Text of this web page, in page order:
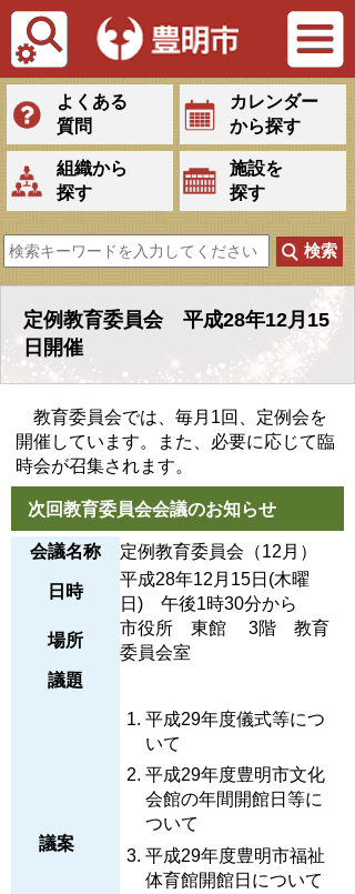
Tiếng Việt
よくある
質問
カレンダー
から探す
組織から
探す
施設を
探す
定例教育委員会 平成28年12月15
日開催
教育委員会では、毎月1回、定例会を
開催しています。また、必要に応じて臨
時会が召集されます。
次回教育委員会会議のお知らせ
会議名称 定例教育委員会（12月）
日時
平成28年12月15日(木曜
日) 午後1時30分から
場所
市役所 東館 3階 教育
委員会室
議題
議案
平成29年度儀式等につ
いて
平成29年度豊明市文化
会館の年間開館日等に
ついて
平成29年度豊明市福祉
体育館開館日について